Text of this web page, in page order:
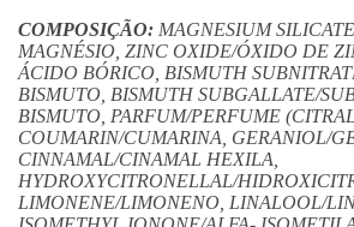
COMPOSIÇÃO: MAGNESIUM
MAGNÉSIO, ZINC OXIDE/ÓXIDO DE
ÁCIDO BÓRICO, BISMUTH
BISMUTO, BISMUTH SUBGALLATE/
BISMUTO, PARFUM/PERFUME
COUMARIN/CUMARINA, GERANIOL/
CINNAMAL/CINAMAL HEXILA,
HYDROXYCITRONELLAL/
LIMONENE/LIMONENO, LINALOOL/